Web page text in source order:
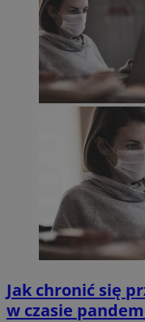
Jak chronić się
w czasie